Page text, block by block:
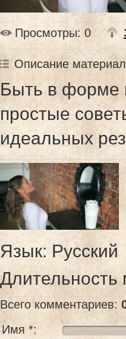
Просмотры: 0
Описание
Быть в форме
простые
идеальных
Язык: Русский
Длительность
Всего комментариев:
Имя *: